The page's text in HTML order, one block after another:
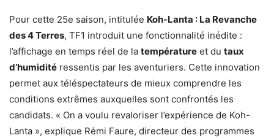
Pour cette 25e saison, intitulée Koh-Lanta : La Revanche
des 4 Terres, TF1 introduit une fonctionnalité inédite :
l’affichage en temps réel de la température et du taux
d’humidité ressentis par les aventuriers. Cette innovation
permet aux téléspectateurs de mieux comprendre les
conditions extrêmes auxquelles sont confrontés les
candidats. « On a voulu revaloriser l’expérience de Koh-
Lanta », explique Rémi Faure, directeur des programmes